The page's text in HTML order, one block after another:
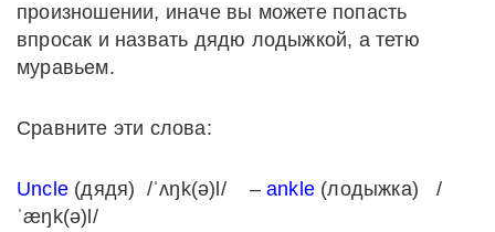
произношении, иначе вы можете попасть
впросак и назвать дядю лодыжкой, а тетю
муравьем.
Сравните эти слова:
Uncle (дядя) /ˈʌŋk(ə)l/ – ankle (лодыжка) /
ˈæŋk(ə)l/